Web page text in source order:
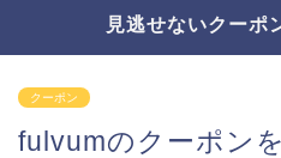
見逃せないクーポ
クーポン
fulvumのクーポン